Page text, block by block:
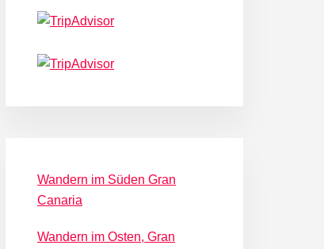
Wandern im Süden Gran
Canaria
Wandern im Osten, Gran